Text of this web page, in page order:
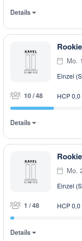
Details
Mo.
Einzel
10 / 48 HCP
Details
Mo.
Einzel
1 / 48 HCP
Details